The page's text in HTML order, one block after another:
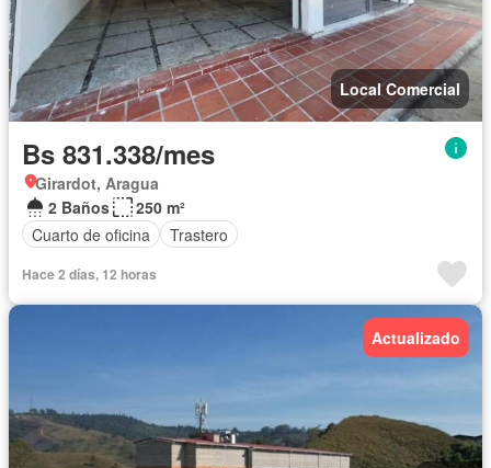
Local Comercial
Bs 831.338/mes
Girardot, Aragua
2 Baños
250 m²
Cuarto de oficina
Trastero
Hace 2 días, 12 horas
Actualizado